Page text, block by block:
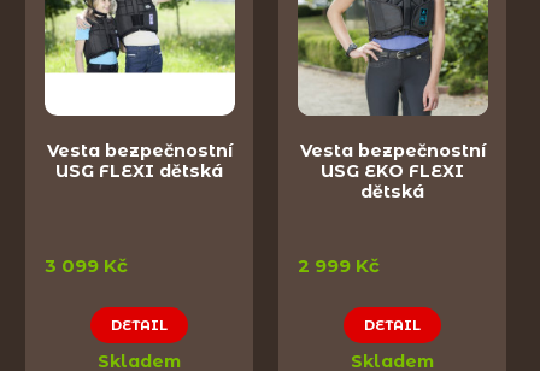
Vesta bezpečnostní
USG FLEXI dětská
3 099 Kč
DETAIL
Skladem
Vesta bezpečnostní
USG EKO FLEXI
dětská
2 999 Kč
DETAIL
Skladem